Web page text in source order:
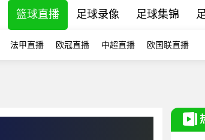
篮球直播 足球录像 足球集锦
法甲直播 欧冠直播 中超直播 欧国联直播